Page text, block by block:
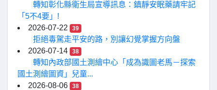
轉知彰化縣衛生局宣導訊息：鎮靜安眠藥請牢記
「5不4要」!
2026-07-22
39
拒絕毒駕走平安的路，別讓幻覺掌握方向盤
2026-07-14
38
轉知內政部國土測繪中心「成為識圖老馬－探索
國土測繪圖資」兒童...
2026-08-06
38